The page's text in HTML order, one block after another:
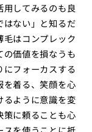
してみるのも良
はない」と知るだ
はコンプレック
の価値を損なうも
フォーカスする
を着る、笑顔を心
るように意識を変
策に頼ることも心